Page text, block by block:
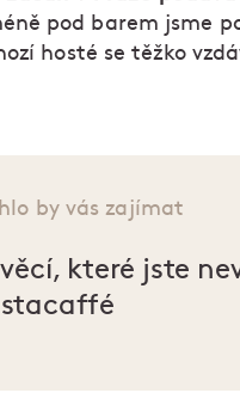
pod barem jsme
hosté se těžko
by vás zajímat
věcí, které jste